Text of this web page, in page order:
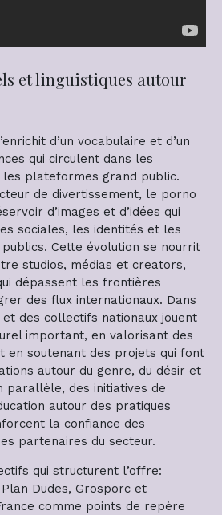
et linguistiques autour
d’un vocabulaire et d’un
qui circulent dans les
les plateformes grand public.
de divertissement, le porno
d’images et d’idées qui
sociales, les identités et les
Cette évolution se nourrit
studios, médias et creators,
dépassent les frontières
des flux internationaux. Dans
des collectifs nationaux jouent
important, en valorisant des
en soutenant des projets qui font
autour du genre, du désir et
parallèle, des initiatives de
autour des pratiques
la confiance des
partenaires du secteur.
qui structurent l’offre:
Dudes, Grosporc et
comme points de repère